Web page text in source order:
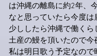
は沖縄の離島に約2年、
なと思っていたら今度は
少ししたら沖縄で働くら
土産の鰻を頂いたので今
私は明日歌う予定なので